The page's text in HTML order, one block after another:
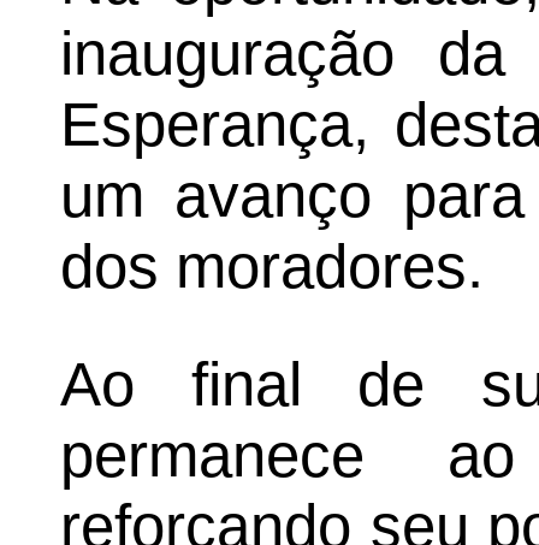
inauguração
Esperança,
um avanço
dos moradores.
Ao final de
permanece
reforçando seu